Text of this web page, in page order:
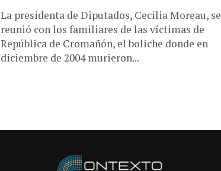
La presidenta de Diputados, Cecilia Moreau, se
reunió con los familiares de las víctimas de
República de Cromañón, el boliche donde en
diciembre de 2004 murieron...